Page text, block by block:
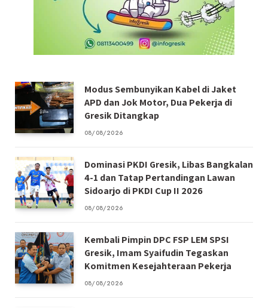
Modus Sembunyikan Kabel di Jaket
APD dan Jok Motor, Dua Pekerja di
Gresik Ditangkap
08/08/2026
Dominasi PKDI Gresik, Libas Bangkalan
4-1 dan Tatap Pertandingan Lawan
Sidoarjo di PKDI Cup II 2026
08/08/2026
Kembali Pimpin DPC FSP LEM SPSI
Gresik, Imam Syaifudin Tegaskan
Komitmen Kesejahteraan Pekerja
08/08/2026